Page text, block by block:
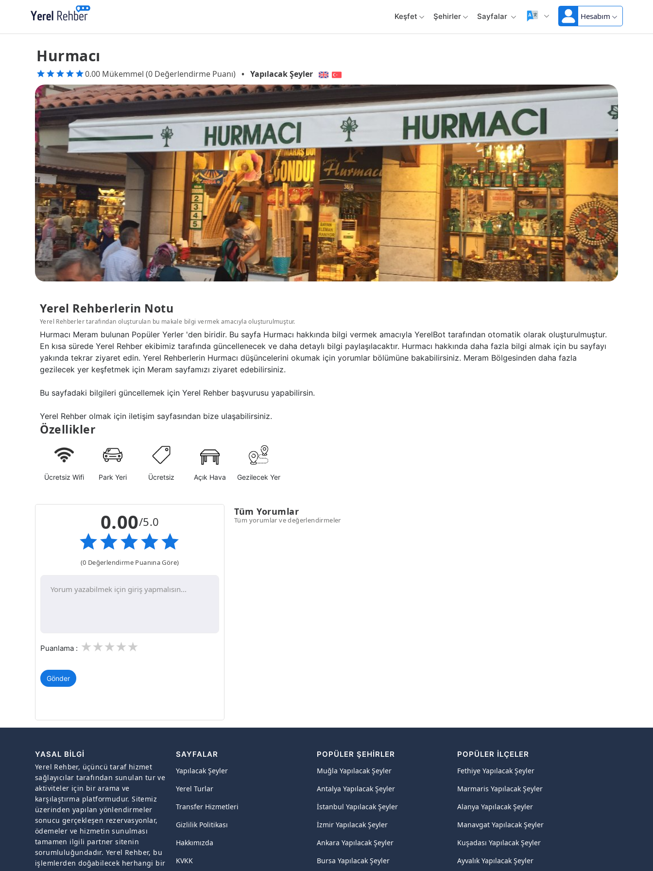
Keşfet Şehirler Sayfalar Hesabım
Hurmacı
0.00 Mükemmel (0 Değerlendirme Puanı) • Yapılacak Şeyler
Yerel Rehberlerin Notu
Yerel Rehberler tarafından oluşturulan bu makale bilgi vermek amacıyla oluşturulmuştur.
Hurmacı Meram bulunan Popüler Yerler 'den biridir. Bu sayfa Hurmacı hakkında bilgi vermek amacıyla YerelBot tarafından otomatik olarak oluşturulmuştur.
En kısa sürede Yerel Rehber ekibimiz tarafında güncellenecek ve daha detaylı bilgi paylaşılacaktır. Hurmacı hakkında daha fazla bilgi almak için bu sayfayı
yakında tekrar ziyaret edin. Yerel Rehberlerin Hurmacı düşüncelerini okumak için yorumlar bölümüne bakabilirsiniz. Meram Bölgesinden daha fazla
gezilecek yer keşfetmek için Meram sayfamızı ziyaret edebilirsiniz.
Bu sayfadaki bilgileri güncellemek için Yerel Rehber başvurusu yapabilirsin.
Yerel Rehber olmak için iletişim sayfasından bize ulaşabilirsiniz.
Özellikler
Ücretsiz Wifi Park Yeri Ücretsiz Açık Hava Gezilecek Yer
0.00/5.0
(0 Değerlendirme Puanına Göre)
Puanlama : 3
2
1
Gönder
Tüm Yorumlar
Tüm yorumlar ve değerlendirmeler
YASAL BILGI
Yerel Rehber, üçüncü taraf hizmet
sağlayıcılar tarafından sunulan tur ve
aktiviteler için bir arama ve
karşılaştırma platformudur. Sitemiz
üzerinden yapılan yönlendirmeler
sonucu gerçekleşen rezervasyonlar,
ödemeler ve hizmetin sunulması
tamamen ilgili partner sitenin
sorumluluğundadır. Yerel Rehber, bu
işlemlerden doğabilecek herhangi bir
SAYFALAR
Yapılacak Şeyler
Yerel Turlar
Transfer Hizmetleri
Gizlilik Politikası
Hakkımızda
KVKK
POPÜLER ŞEHIRLER
Muğla Yapılacak Şeyler
Antalya Yapılacak Şeyler
İstanbul Yapılacak Şeyler
İzmir Yapılacak Şeyler
Ankara Yapılacak Şeyler
Bursa Yapılacak Şeyler
POPÜLER İLÇELER
Fethiye Yapılacak Şeyler
Marmaris Yapılacak Şeyler
Alanya Yapılacak Şeyler
Manavgat Yapılacak Şeyler
Kuşadası Yapılacak Şeyler
Ayvalık Yapılacak Şeyler